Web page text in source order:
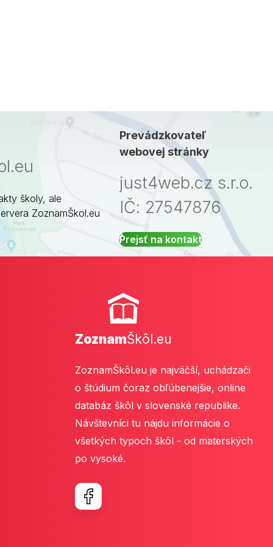
školy, ale
ZoznamŠkol.eu
Prevádzkovateľ
webovej stránky
just4web.cz s.r.o.
IČ: 27547876
Prejsť na kontakt
ZoznamŠkôl.eu
ZoznamŠkôl.eu je najväčší, uchádzači
o štúdium čoraz obľúbenejšie, online
databáz škôl v slovenské republike.
Návštevníci tu nájdu informácie o
všetkých typoch škôl - od materských
po vysoké.